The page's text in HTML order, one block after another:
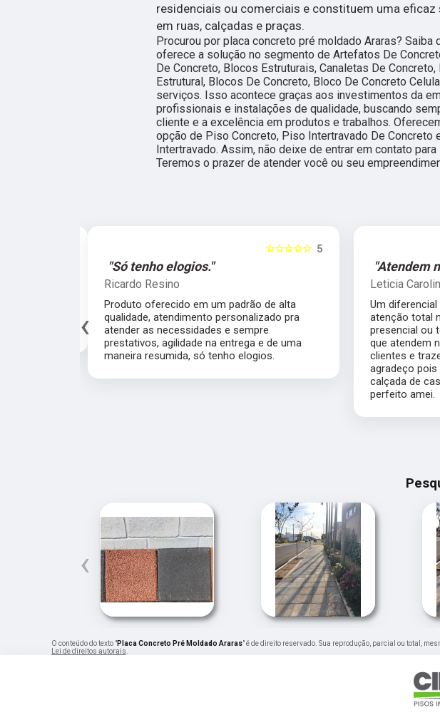
residenciais ou comerciais e constituem uma eficaz
em ruas, calçadas e praças.
Procurou por placa concreto pré moldado Araras? Saiba
oferece a solução no segmento de Artefatos De
De Concreto, Blocos Estruturais, Canaletas De
Estrutural, Blocos De Concreto, Bloco De Concreto
serviços. Isso acontece graças aos investimentos da
profissionais e instalações de qualidade, buscando
cliente e a excelência em produtos e trabalhos.
opção de Piso Concreto, Piso Intertravado De Concreto
Intertravado. Assim, não deixe de entrar em contato para
Teremos o prazer de atender você ou seu
5
☆☆☆☆☆
"Só tenho elogios."
Ricardo Resino
Produto oferecido em um padrão de alta
qualidade, atendimento personalizado pra
atender as necessidades e sempre
prestativos, agilidade na entrega e de uma
maneira resumida, só tenho elogios.
"Atendem
Leticia
Um
atenção total
presencial ou
que atendem
clientes e
agradeço
calçada de
perfeito amei.
‹
‹
O conteúdo do texto "Placa Concreto Pré Moldado Araras" é de direito reservado. Sua reprodução, parcial ou total,
Lei de direitos autorais.